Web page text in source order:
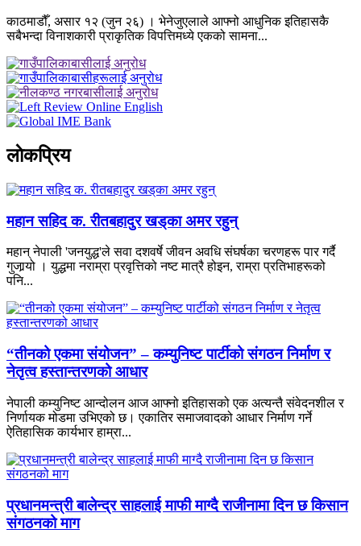
काठमाडौँ, असार १२ (जुन २६) । भेनेजुएलाले आफ्नो आधुनिक इतिहासकै
सबैभन्दा विनाशकारी प्राकृतिक विपत्तिमध्ये एकको सामना...
लाेकप्रिय
महान सहिद क. रीतबहादुर खड्‌का अमर रहुन्
महान् नेपाली 'जनयुद्ध'ले सवा दशवर्षे जीवन अवधि संघर्षका चरणहरू पार गर्दै
गुजार्‍यो । युद्धमा नराम्रा प्रवृत्तिको नष्ट मात्रै होइन, राम्रा प्रतिभाहरूको
पनि...
“तीनको एकमा संयोजन” – कम्युनिष्ट पार्टीको संगठन निर्माण र
नेतृत्व हस्तान्तरणको आधार
नेपाली कम्युनिष्ट आन्दोलन आज आफ्नो इतिहासको एक अत्यन्तै संवेदनशील र
निर्णायक मोडमा उभिएको छ। एकातिर समाजवादको आधार निर्माण गर्ने
ऐतिहासिक कार्यभार हाम्रा...
प्रधानमन्त्री बालेन्द्र साहलाई माफी माग्दै राजीनामा दिन छ किसान
संगठनको माग